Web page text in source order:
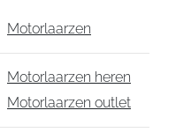
Motorlaarzen
Motorlaarzen heren
Motorlaarzen outlet